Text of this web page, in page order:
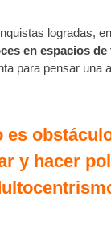
logradas,
en espacios
para pensar una
es
y hacer